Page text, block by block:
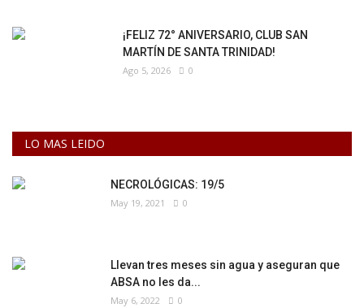
¡FELIZ 72° ANIVERSARIO, CLUB SAN
MARTÍN DE SANTA TRINIDAD!
Ago 5, 2026 0
LO MAS LEIDO
NECROLÓGICAS: 19/5
May 19, 2021 0
Llevan tres meses sin agua y aseguran que
ABSA no les da...
May 6, 2022 0